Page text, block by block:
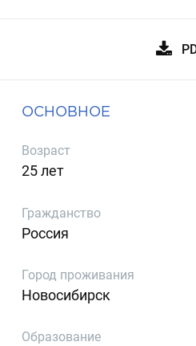
ОСНОВНОЕ
Возраст
25 лет
Гражданство
Россия
Город проживания
Новосибирск
Образование